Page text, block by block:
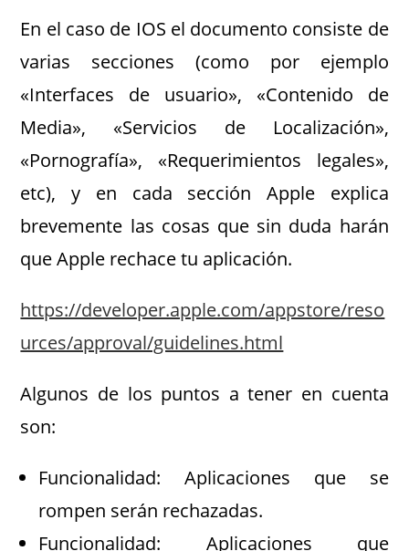
En el caso de IOS el documento consiste de
varias secciones (como por ejemplo
«Interfaces de usuario», «Contenido de
Media», «Servicios de Localización»,
«Pornografía», «Requerimientos legales»,
etc), y en cada sección Apple explica
brevemente las cosas que sin duda harán
que Apple rechace tu aplicación.
https://developer.apple.com/appstore/reso
urces/approval/guidelines.html
Algunos de los puntos a tener en cuenta
son:
Funcionalidad: Aplicaciones que se
rompen serán rechazadas.
Funcionalidad: Aplicaciones que